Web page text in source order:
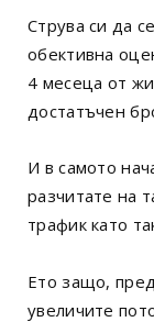
Струва си да
обективна
4 месеца от
достатъчен
И в самото
разчитате на
трафик като
Ето защо,
увеличите